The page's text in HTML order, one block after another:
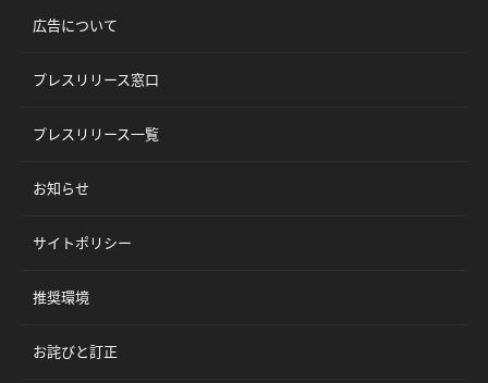
広告について
プレスリリース窓口
プレスリリース一覧
お知らせ
サイトポリシー
推奨環境
お詫びと訂正